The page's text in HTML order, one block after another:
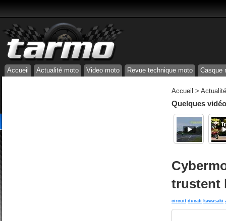
Accueil Actualité moto Video moto Revue technique moto Casque
Accueil >
Quelques
trustent
circuit ducati kawasaki